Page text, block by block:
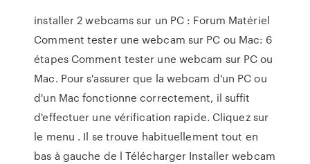
installer 2 webcams sur un PC : Forum Matériel
Comment tester une webcam sur PC ou Mac: 6
étapes Comment tester une webcam sur PC ou
Mac. Pour s'assurer que la webcam d'un PC ou
d'un Mac fonctionne correctement, il suffit
d'effectuer une vérification rapide. Cliquez sur
le menu . Il se trouve habituellement tout en
bas à gauche de l Télécharger Installer webcam